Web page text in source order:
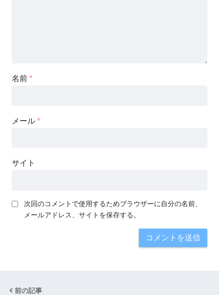
名前 *
メール *
サイト
次回のコメントで使用するためブラウザーに自分の名前、
メールアドレス、サイトを保存する。
前の記事